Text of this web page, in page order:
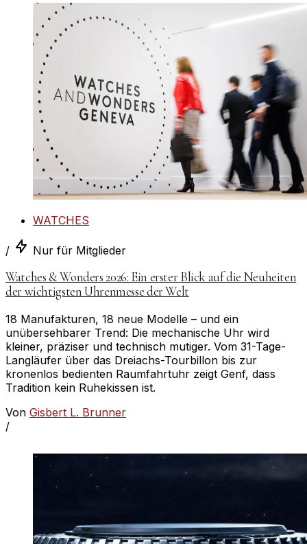
WATCHES
/ Nur für Mitglieder
Watches & Wonders 2026: Ein erster Blick auf die Neuheiten
der wichtigsten Uhrenmesse der Welt
18 Manufakturen, 18 neue Modelle – und ein
unübersehbarer Trend: Die mechanische Uhr wird
kleiner, präziser und technisch mutiger. Vom 31-Tage-
Langläufer über das Dreiachs-Tourbillon bis zur
kronenlos bedienten Raumfahrtuhr zeigt Genf, dass
Tradition kein Ruhekissen ist.
Von Gisbert L. Brunner
/